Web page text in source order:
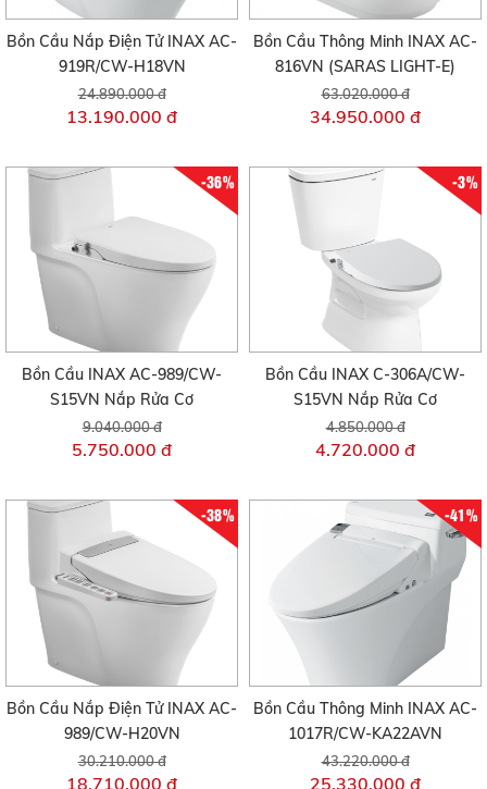
Bồn Cầu Nắp Điện Tử INAX AC-
919R/CW-H18VN
24.890.000 đ
13.190.000 đ
Bồn Cầu Thông Minh INAX AC-
816VN (SARAS LIGHT-E)
63.020.000 đ
34.950.000 đ
-36%
Bồn Cầu INAX AC-989/CW-
S15VN Nắp Rửa Cơ
9.040.000 đ
5.750.000 đ
-3%
Bồn Cầu INAX C-306A/CW-
S15VN Nắp Rửa Cơ
4.850.000 đ
4.720.000 đ
-38%
Bồn Cầu Nắp Điện Tử INAX AC-
989/CW-H20VN
30.210.000 đ
18.710.000 đ
-41%
Bồn Cầu Thông Minh INAX AC-
1017R/CW-KA22AVN
43.220.000 đ
25.330.000 đ